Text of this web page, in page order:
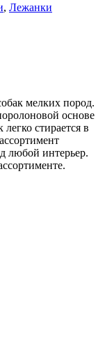
, Лежанки
мелких пород.
основе
стирается в
любой интерьер.